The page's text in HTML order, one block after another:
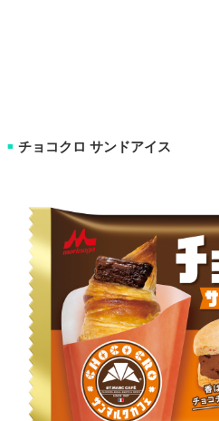
■ チョコクロ サンドアイス